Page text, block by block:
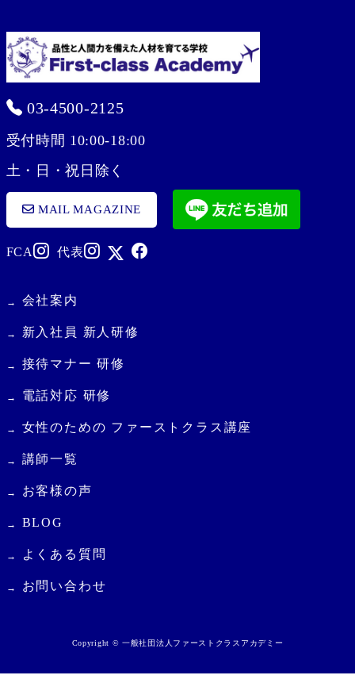
03-4500-2125
受付時間 10:00-18:00
土・日・祝日除く
MAIL MAGAZINE
FCA 代表
会社案内
新入社員 新人研修
接待マナー 研修
電話対応 研修
女性のための ファーストクラス講座
講師一覧
お客様の声
BLOG
よくある質問
お問い合わせ
Copyright © 一般社団法人ファーストクラスアカデミー